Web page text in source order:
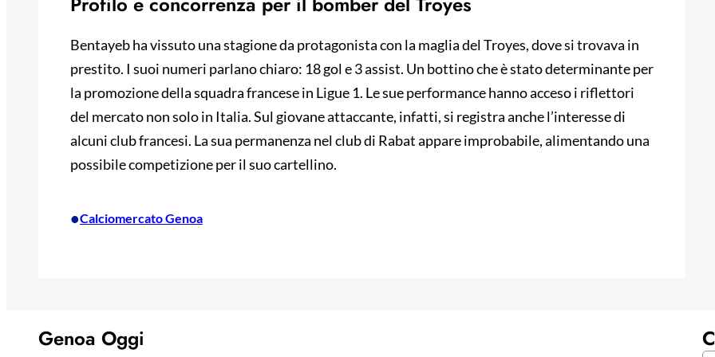
Bentayeb ha vissuto una stagione da protagonista con la maglia del Troyes, dove si trovava in
prestito. I suoi numeri parlano chiaro: 18 gol e 3 assist. Un bottino che è stato determinante per
la promozione della squadra francese in Ligue 1. Le sue performance hanno acceso i riflettori
del mercato non solo in Italia. Sul giovane attaccante, infatti, si registra anche l’interesse di
alcuni club francesi. La sua permanenza nel club di Rabat appare improbabile, alimentando una
possibile competizione per il suo cartellino.
•Calciomercato Genoa
Genoa Oggi